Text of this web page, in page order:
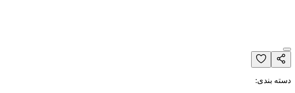
دسته بندی: